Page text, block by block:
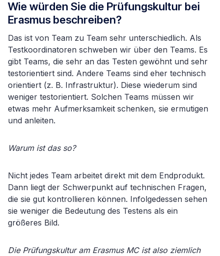
Wie würden Sie die Prüfungskultur bei
Erasmus beschreiben?
Das ist von Team zu Team sehr unterschiedlich. Als
Testkoordinatoren schweben wir über den Teams. Es
gibt Teams, die sehr an das Testen gewöhnt und sehr
testorientiert sind. Andere Teams sind eher technisch
orientiert (z. B. Infrastruktur). Diese wiederum sind
weniger testorientiert. Solchen Teams müssen wir
etwas mehr Aufmerksamkeit schenken, sie ermutigen
und anleiten.
Warum ist das so?
Nicht jedes Team arbeitet direkt mit dem Endprodukt.
Dann liegt der Schwerpunkt auf technischen Fragen,
die sie gut kontrollieren können. Infolgedessen sehen
sie weniger die Bedeutung des Testens als ein
größeres Bild.
Die Prüfungskultur am Erasmus MC ist also ziemlich